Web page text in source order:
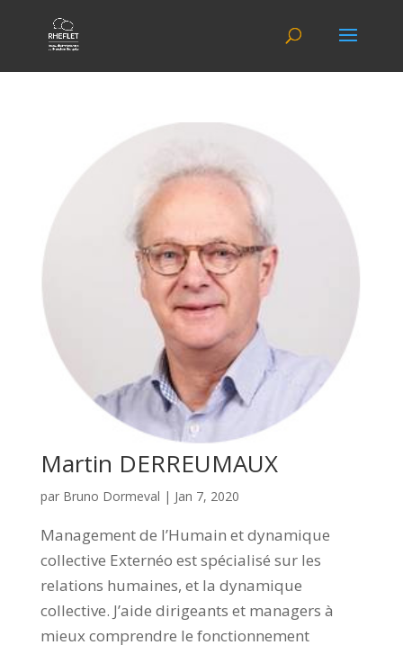
Martin DERREUMAUX
par Bruno Dormeval | Jan 7, 2020
Management de l’Humain et dynamique
collective Externéo est spécialisé sur les
relations humaines, et la dynamique
collective. J’aide dirigeants et managers à
mieux comprendre le fonctionnement